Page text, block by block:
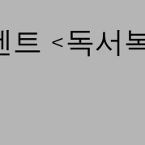
<독서